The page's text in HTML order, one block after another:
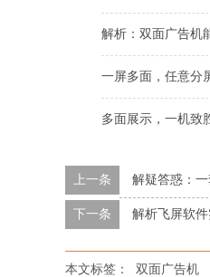
解析：双面广告机
一屏多面，任意分
多面展示，一机致
上一条 解疑答惑：
下一条 解析飞屏软
本文标签： 双面广告机